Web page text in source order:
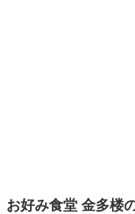
お好み食堂 金多楼